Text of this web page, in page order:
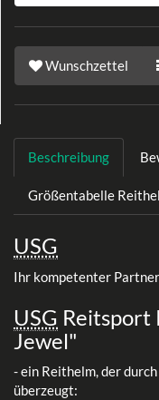
Wunschzettel
Beschreibung
Größentabelle
USG
Ihr kompetenter
USG Reitsport
Jewel"
- ein Reithelm, der
überzeugt: